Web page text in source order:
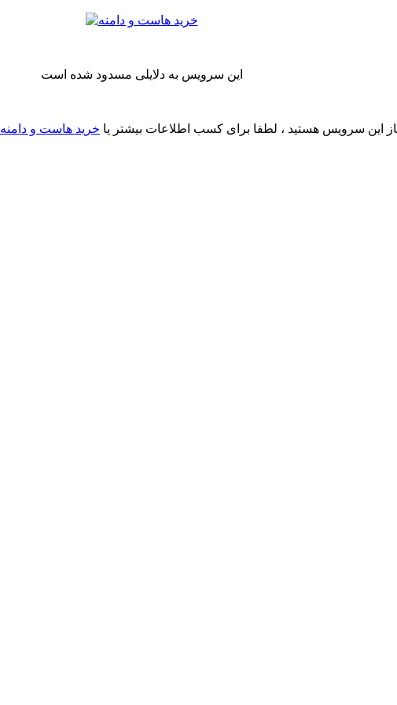
این سرویس به دلایلی مسدود شده است
این سرویس هستید ، لطفا برای کسب اطلاعات بیشتر یا خرید هاست و دامنه